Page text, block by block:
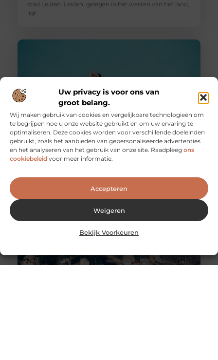
Uw privacy is voor ons van
groot belang.
Wij maken gebruik van cookies en vergelijkbare technologieën om
te begrijpen hoe u onze website gebruikt en om uw ervaring te
optimaliseren. Deze cookies worden voor verschillende doeleinden
gebruikt, zoals het aanbieden van gepersonaliseerde advertenties
en het analyseren van het gebruik van onze site. Raadpleeg ons
cookiebeleid voor meer informatie.
Accepteren
Weigeren
Bekijk Voorkeuren
stad Leiden. Leiden, gelegen in het westen van het land,
ligt
Lekker in je eentje op vakantie
Voor sommige mensen is het een nachtmerrie, voor
anderen een zegen: alleen op vakantie. In beide gevallen